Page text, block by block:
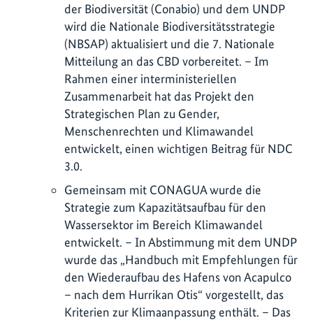
der Biodiversität (Conabio) und dem UNDP
wird die Nationale Biodiversitätsstrategie
(NBSAP) aktualisiert und die 7. Nationale
Mitteilung an das CBD vorbereitet. – Im
Rahmen einer interministeriellen
Zusammenarbeit hat das Projekt den
Strategischen Plan zu Gender,
Menschenrechten und Klimawandel
entwickelt, einen wichtigen Beitrag für NDC
3.0.
Gemeinsam mit CONAGUA wurde die
Strategie zum Kapazitätsaufbau für den
Wassersektor im Bereich Klimawandel
entwickelt. – In Abstimmung mit dem UNDP
wurde das „Handbuch mit Empfehlungen für
den Wiederaufbau des Hafens von Acapulco
– nach dem Hurrikan Otis“ vorgestellt, das
Kriterien zur Klimaanpassung enthält. – Das